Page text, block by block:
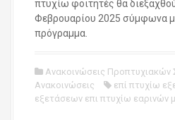
πτυχίω φοιτητές θα
Φεβρουαρίου 2025 σύμφωνα
πρόγραμμα.
Ανακοινώσεις
Ανακοινώσεις
επί πτυχίω
εξετάσεων επι πτυχίω εαρινών